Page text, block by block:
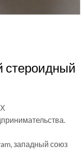
стероидный
западный союз